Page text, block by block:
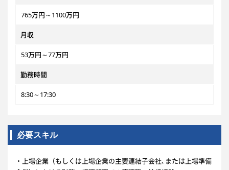
765万円～1100万円
月収
53万円～77万円
勤務時間
8:30～17:30
必要スキル
・上場企業（もしくは上場企業の主要連結子会社､または上場準備